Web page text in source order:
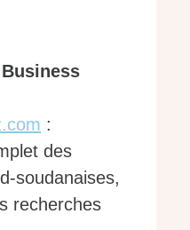
:
des
soudanaises,
recherches